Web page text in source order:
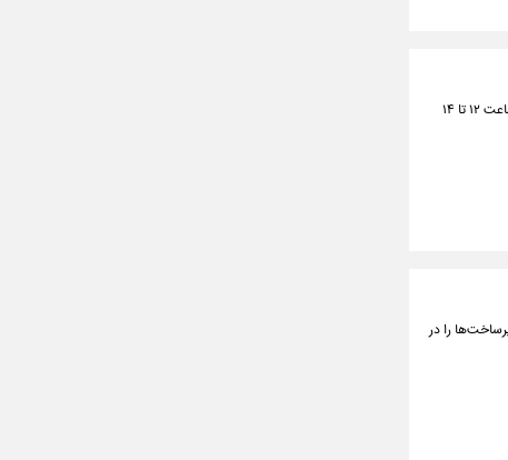
پنجمین دور عرضه ربع سکه ۱۴۰۳ در حراج سکه از ساعتی دیگر آغاز می شود؛ خریداران برای ثبت سفارس از ساعت ۱۲ تا ۱۴
را در